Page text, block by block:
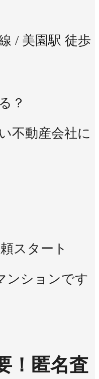
/ 美園駅 徒歩
？
不動産会社に
スタート
ンションです
！ 匿名査